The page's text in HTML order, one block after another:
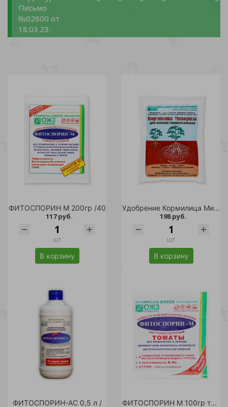
Письмо
№02600 от
18.03.23:
ФИТОСПОРИН М 200гр /40
117 руб.
шт
В корзину
Удобрение Кормилица Микориза для корней универсальная 1 л /18
198 руб.
шт
В корзину
ФИТОСПОРИН-АС 0,5 л / ФИТОСПОРИН М 100гр томаты /30